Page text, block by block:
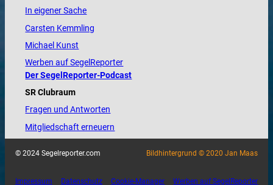
In eigener Sache
Carsten Kemmling
Michael Kunst
Werben auf SegelReporter
Der SegelReporter-Podcast
SR Clubraum
Fragen und Antworten
Mitgliedschaft erneuern
© 2024 Segelreporter.com Bildhintergrund © 2020 Jan Maas
Impressum Datenschutz Cookie-Manager Werben auf SegelReporter